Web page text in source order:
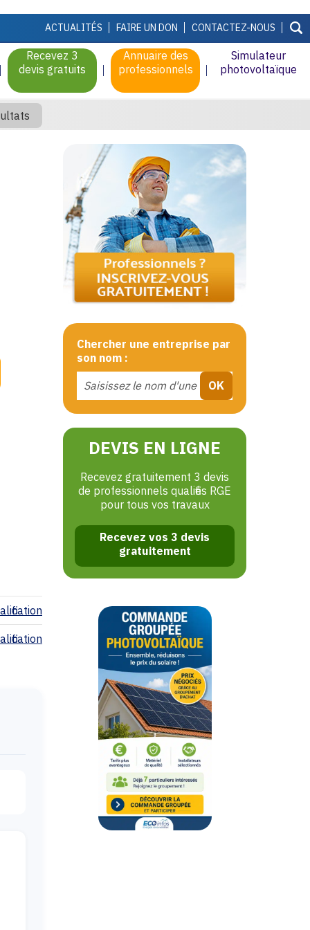
ACTUALITÉS FAIRE UN DON CONTACTEZ-NOUS
Recevez 3
devis gratuits
Annuaire des
professionnels
Simulateur
photovoltaïque
Chercher une entreprise par
son nom :
DEVIS EN LIGNE
Recevez gratuitement 3 devis
de professionnels qualifiés RGE
pour tous vos travaux
Recevez vos 3 devis
gratuitement